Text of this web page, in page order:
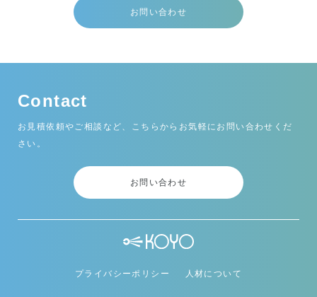
お問い合わせ
Contact
お見積依頼やご相談など、こちらからお気軽にお問い合わせくだ
さい。
お問い合わせ
プライバシーポリシー 人材について